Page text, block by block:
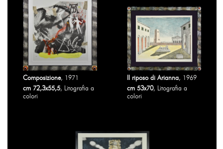
Composizione, 1971
cm 72,3x55,5, Litografia a
colori
Il riposo di Arianna, 1969
cm 53x70, Litografia a
colori